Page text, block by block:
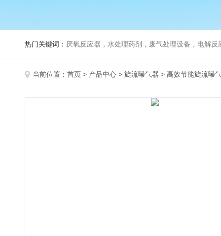
热门关键词： 厌氧反应器，水处理药剂，废气处理设备，电解
当前位置： 首页 > 产品中心 > 旋流曝气器 > 高效节能旋流曝